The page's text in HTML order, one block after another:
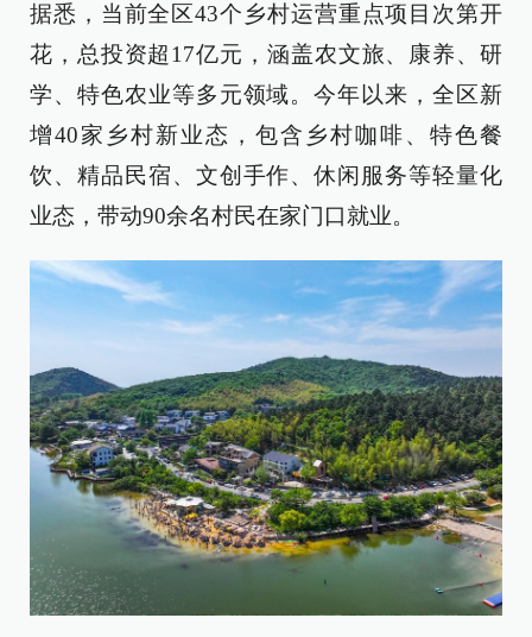
据悉，当前全区43个乡村运营重点项目次第开
花，总投资超17亿元，涵盖农文旅、康养、研
学、特色农业等多元领域。今年以来，全区新
增40家乡村新业态，包含乡村咖啡、特色餐
饮、精品民宿、文创手作、休闲服务等轻量化
业态，带动90余名村民在家门口就业。